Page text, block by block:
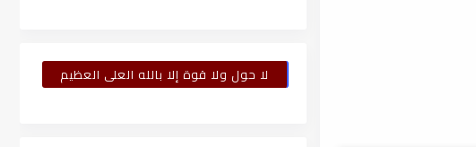
لا حول ولا قوة إلا بالله العلى العظيم